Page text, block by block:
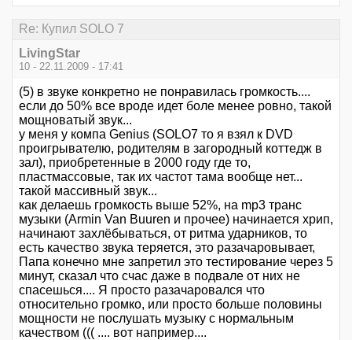
Re: Купил SOLO 7
LivingStar
10 - 22.11.2009 - 17:41
(5) в звуке конкретно не понравилась громкость....
если до 50% все вроде идет боле менее ровно, такой
мощноватый звук...
у меня у компа Genius (SOLO7 то я взял к DVD
проигрывателю, родителям в загородный коттедж в
зал), приобретенные в 2000 году где то,
пластмассовые, так их частот тама вообще нет...
такой массивный звук...
как делаешь громкость выше 52%, на mp3 транс
музыки (Armin Van Buuren и прочее) начинается хрип,
начинают захлёбываться, от ритма ударников, то
есть качество звука теряется, это разачаровывает,
Папа конечно мне запретил это тестирование через 5
минут, сказал что счас даже в подвале от них не
спасешься.... Я просто разачаровался что
относительно громко, или просто больше половины
мощности не послушать музыку с нормальным
качеством ((( .... вот например....